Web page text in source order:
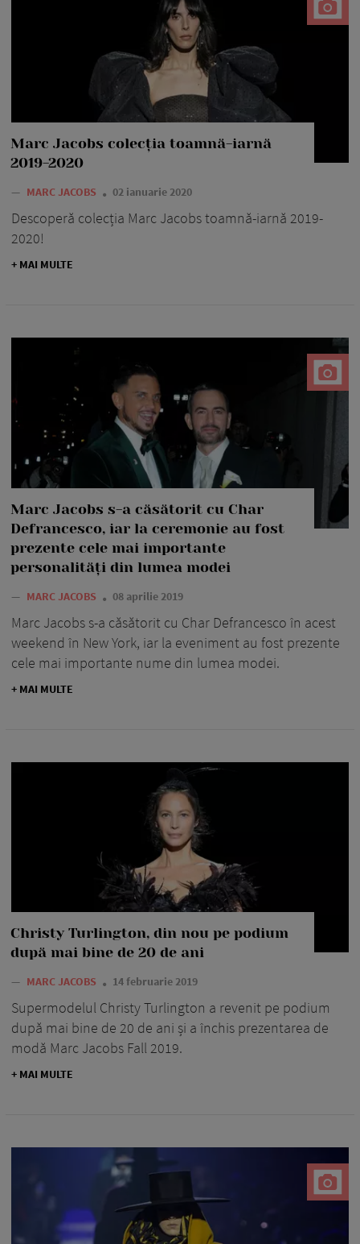
Marc Jacobs colecția toamnă-iarnă
2019-2020
— MARC JACOBS 02 ianuarie 2020
Descoperă colecția Marc Jacobs toamnă-iarnă 2019-
2020!
+ MAI MULTE
Marc Jacobs s-a căsătorit cu Char
Defrancesco, iar la ceremonie au fost
prezente cele mai importante
personalități din lumea modei
— MARC JACOBS 08 aprilie 2019
Marc Jacobs s-a căsătorit cu Char Defrancesco în acest
weekend în New York, iar la eveniment au fost prezente
cele mai importante nume din lumea modei.
+ MAI MULTE
Christy Turlington, din nou pe podium
după mai bine de 20 de ani
— MARC JACOBS 14 februarie 2019
Supermodelul Christy Turlington a revenit pe podium
după mai bine de 20 de ani și a închis prezentarea de
modă Marc Jacobs Fall 2019.
+ MAI MULTE